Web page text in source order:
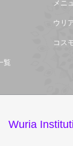
メニ
ウリ
コス
覧
Wuria